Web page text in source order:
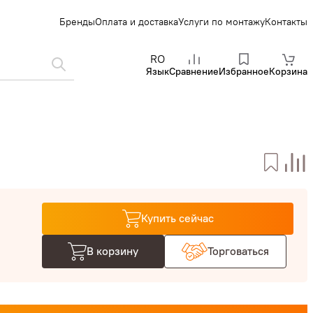
БрендыОплата и доставкаУслуги по монтажуКонтакты
RO
ЯзыкСравнениеИзбранноеКорзина
Купить сейчас
В корзину Торговаться